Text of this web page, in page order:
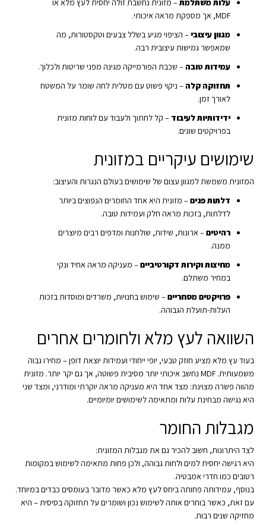
עלות משתלמת– מזונית נחשבת זולה יחסית לעץ מלא או
MDF, אך מספקת מראה איכותי.
מגוון עיצובי– הציפוי מגיע בשלל צבעים וטקסטורות, מה
שמאפשר גמישות עיצובית רבה.
עמידות טובה – שכבת הפורמייקה מגינה מפני שריטות ולכלוך.
תחזוקה קלה – ניקוי פשוט עם מטלית לחה שומר על המשטח
לאורך זמן.
ידידותיות לעיבוד – קל לחתוך ולעבוד עם לוחות מזונית
בפרויקטים שונים.
שימושים עיקריים במזונית
המזונית משמשת למגוון עצום של שימושים בעולם הנגרות והעיצוב:
דלתות פנים– מזונית היא אחד החומרים הנפוצים ביותר
לדלתות, בזכות מראה חלק ועמידות טובה.
רהיטים– ארונות, שידות, שולחנות ומדפים רבים מיוצרים
ממנה.
מחיצות וקירות דקורטיביים– מעניקה מראה אחיד ונקי
במחיר משתלם.
פרויקטים מסחריים– שימוש בחנויות, משרדים ומוסדות בזכות
העלות-תועלת הגבוהה.
השוואה לעץ מלא ולחומרים אחרים
בעוד עץ מלא מציע חוזק טבעי, יופי ייחודי ועמידות יוצאת דופן – מחירו גבוה
משמעותית. MDF נחשב איכותי יותר מסיבית פשוטה, אך גם יקר יותר. מזונית
מהווה פשרה מצוינת: מצד אחד היא מעניקה מראה יוקרתי ומודרני, ומצד שני
היא נגישה מבחינת עלות ומתאימה לשימושים יומיומיים.
מגבלות החומר
לצד היתרונות, חשוב להכיר גם את מגבלות המזונית:
היא רגישה יחסית למים ולחות גבוהה, ולכן פחות מתאימה לשימוש במקומות
רטובים כמו חדרי אמבטיה.
בנוסף, עמידותה פחותה ביחס לעץ מלא כאשר מדובר בעומסים כבדים במיוחד.
עם זאת, כאשר בוחרים אותה לשימוש נכון ושומרים על תחזוקה בסיסית – היא
מחזיקה שנים רבות.